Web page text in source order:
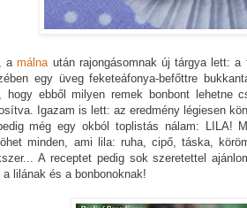
amálnaután rajongásomnak új tárgya lett: a
egy üveg feketeáfonya-befőttre
hogy ebből milyen remek bonbont lehetne
Igazam is lett: az eredmény légiesen
még egy okból toplistás nálam: LILA!
minden, ami lila: ruha, cipő, táska,
A receptet pedig sok szeretettel
a lilának és a bonbonoknak!